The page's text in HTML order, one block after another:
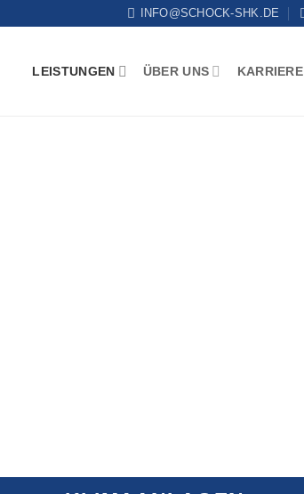
INFO@SCHOCK-SHK.DE
LEISTUNGEN ÜBER UNS KARRIERE